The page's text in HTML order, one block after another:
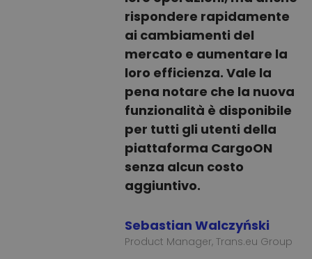
rispondere rapidamente
ai cambiamenti del
mercato e aumentare la
loro efficienza. Vale la
pena notare che la nuova
funzionalità è disponibile
per tutti gli utenti della
piattaforma CargoON
senza alcun costo
aggiuntivo.
Sebastian Walczyński
Product Manager, Trans.eu Group